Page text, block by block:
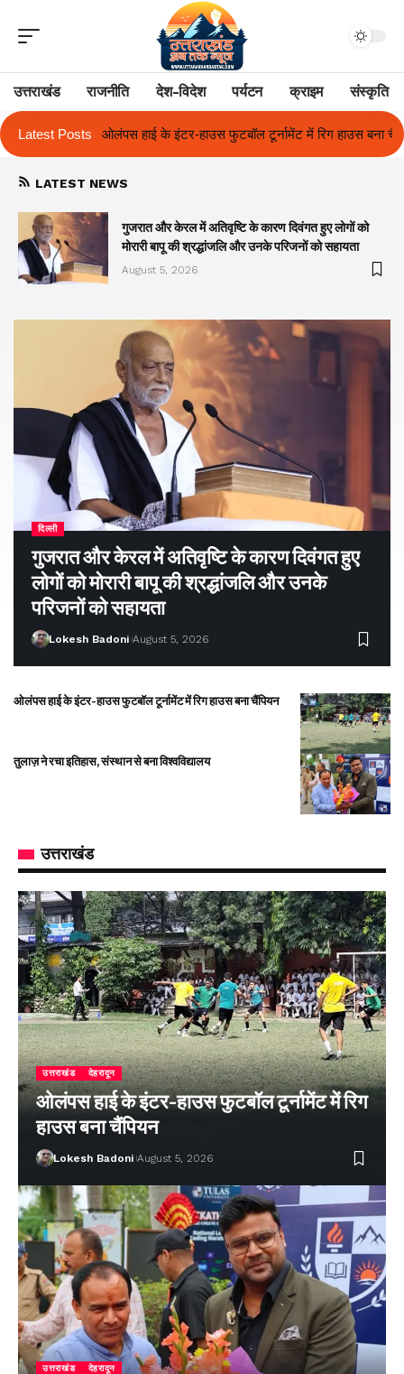
उत्तराखंड राजनीति देश-विदेश पर्यटन क्राइम संस्कृति
Latest Posts
फुटबॉल टूर्नामेंट में रिग हाउस बना चैंपियन तुलाज़ ने रचा इतिहास, संस्थान से
LATEST NEWS
गुजरात और केरल में अतिवृष्टि के कारण दिवंगत हुए लोगों को
मोरारी बापू की श्रद्धांजलि और उनके परिजनों को सहायता
August 5, 2026
दिल्ली
गुजरात और केरल में अतिवृष्टि के कारण दिवंगत हुए
लोगों को मोरारी बापू की श्रद्धांजलि और उनके
परिजनों को सहायता
Lokesh Badoni August 5, 2026
ओलंपस हाई के इंटर-हाउस फुटबॉल टूर्नामेंट में रिग हाउस बना चैंपियन
तुलाज़ ने रचा इतिहास, संस्थान से बना विश्वविद्यालय
उत्तराखंड
उत्तराखंड देहरादून
ओलंपस हाई के इंटर-हाउस फुटबॉल टूर्नामेंट में रिग
हाउस बना चैंपियन
Lokesh Badoni August 5, 2026
उत्तराखंड देहरादून